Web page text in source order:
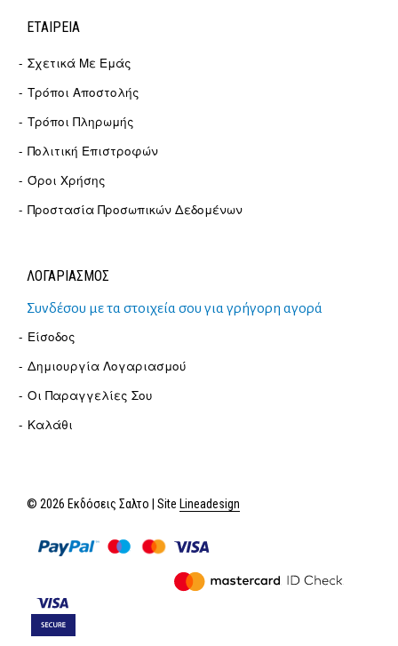
ΕΤΑΙΡΕΊΑ
Σχετικά Με Εμάς
Τρόποι Αποστολής
Τρόποι Πληρωμής
Πολιτική Επιστροφών
Όροι Χρήσης
Προστασία Προσωπικών Δεδομένων
ΛΟΓΑΡΙΑΣΜΟΣ
Συνδέσου με τα στοιχεία σου για γρήγορη αγορά
Είσοδος
Δημιουργία Λογαριασμού
Οι Παραγγελίες Σου
Καλάθι
© 2026 Εκδόσεις Σαλτο | Site Lineadesign